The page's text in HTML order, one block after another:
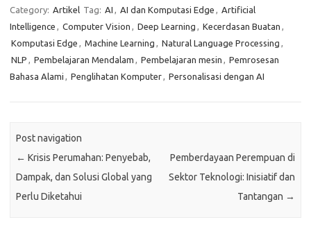
Category: Artikel Tag: AI , AI dan Komputasi Edge , Artificial
Intelligence , Computer Vision , Deep Learning , Kecerdasan Buatan ,
Komputasi Edge , Machine Learning , Natural Language Processing ,
NLP , Pembelajaran Mendalam , Pembelajaran mesin , Pemrosesan
Bahasa Alami , Penglihatan Komputer, Personalisasi dengan AI
Post navigation
← Krisis Perumahan: Penyebab,
Dampak, dan Solusi Global yang
Perlu Diketahui
Pemberdayaan Perempuan di
Sektor Teknologi: Inisiatif dan
Tantangan →